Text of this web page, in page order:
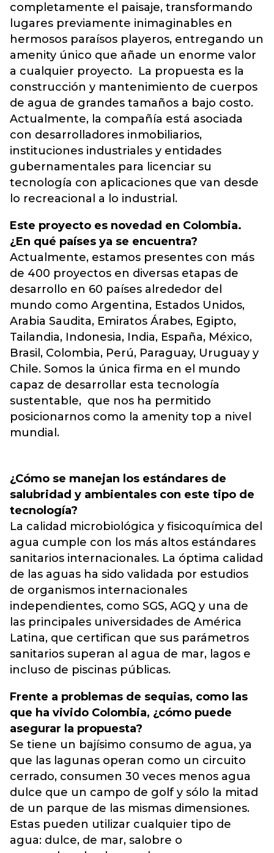
completamente el paisaje, transformando
lugares previamente inimaginables en
hermosos paraísos playeros, entregando un
amenity único que añade un enorme valor
a cualquier proyecto. La propuesta es la
construcción y mantenimiento de cuerpos
de agua de grandes tamaños a bajo costo.
Actualmente, la compañía está asociada
con desarrolladores inmobiliarios,
instituciones industriales y entidades
gubernamentales para licenciar su
tecnología con aplicaciones que van desde
lo recreacional a lo industrial.
Este proyecto es novedad en Colombia.
¿En qué países ya se encuentra?
Actualmente, estamos presentes con más
de 400 proyectos en diversas etapas de
desarrollo en 60 países alrededor del
mundo como Argentina, Estados Unidos,
Arabia Saudita, Emiratos Árabes, Egipto,
Tailandia, Indonesia, India, España, México,
Brasil, Colombia, Perú, Paraguay, Uruguay y
Chile. Somos la única firma en el mundo
capaz de desarrollar esta tecnología
sustentable, que nos ha permitido
posicionarnos como la amenity top a nivel
mundial.
¿Cómo se manejan los estándares de
salubridad y ambientales con este tipo de
tecnología?
La calidad microbiológica y fisicoquímica del
agua cumple con los más altos estándares
sanitarios internacionales. La óptima calidad
de las aguas ha sido validada por estudios
de organismos internacionales
independientes, como SGS, AGQ y una de
las principales universidades de América
Latina, que certifican que sus parámetros
sanitarios superan al agua de mar, lagos e
incluso de piscinas públicas.
Frente a problemas de sequias, como las
que ha vivido Colombia, ¿cómo puede
asegurar la propuesta?
Se tiene un bajísimo consumo de agua, ya
que las lagunas operan como un circuito
cerrado, consumen 30 veces menos agua
dulce que un campo de golf y sólo la mitad
de un parque de las mismas dimensiones.
Estas pueden utilizar cualquier tipo de
agua: dulce, de mar, salobre o